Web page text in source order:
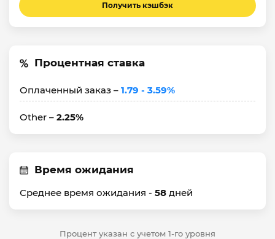
Получить кэшбэк
Процентная ставка
Оплаченный заказ – 1.79 - 3.59%
Other – 2.25%
Время ожидания
Среднее время ожидания - 58 дней
Процент указан с учетом 1-го уровня